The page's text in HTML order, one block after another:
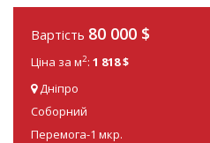
Вартість 80 000 $
Ціна за м2: 1 818 $
Дніпро
Соборний
Перемога-1 мкр.